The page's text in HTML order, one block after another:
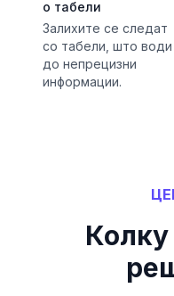
о табели
Залихите се следат
со табели, што води
до непрецизни
информации.